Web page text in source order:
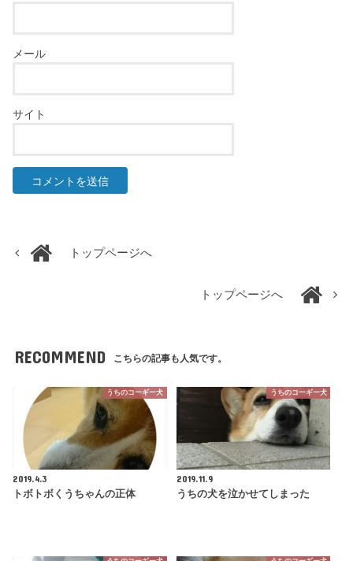
メール
サイト
トップページへ
トップページへ
RECOMMEND こちらの記事も人気です。
うちのコーギー犬
2019.4.3
トボトボくうちゃんの正体
うちのコーギー犬
2019.11.9
うちの犬を泣かせてしまった